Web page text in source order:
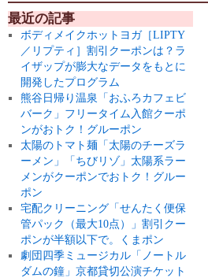
最近の記事
ボディメイクホットヨガ［LIPTY
／リプティ］割引クーポンは？ラ
イザップが膨大なデータをもとに
開発したプログラム
熊谷日帰り温泉「おふろカフェビ
バーク」フリータイム入館クーポ
ンがおトク！グルーポン
太陽のトマト麺「太陽のチーズラ
ーメン」「ちびリゾ」太陽系ラー
メンがクーポンでおトク！グルー
ポン
宅配クリーニング「せんたく便保
管パック（最大10点）」割引クー
ポンが半額以下で。くまポン
劇団四季ミュージカル「ノートル
ダムの鐘」京都貸切公演チケット